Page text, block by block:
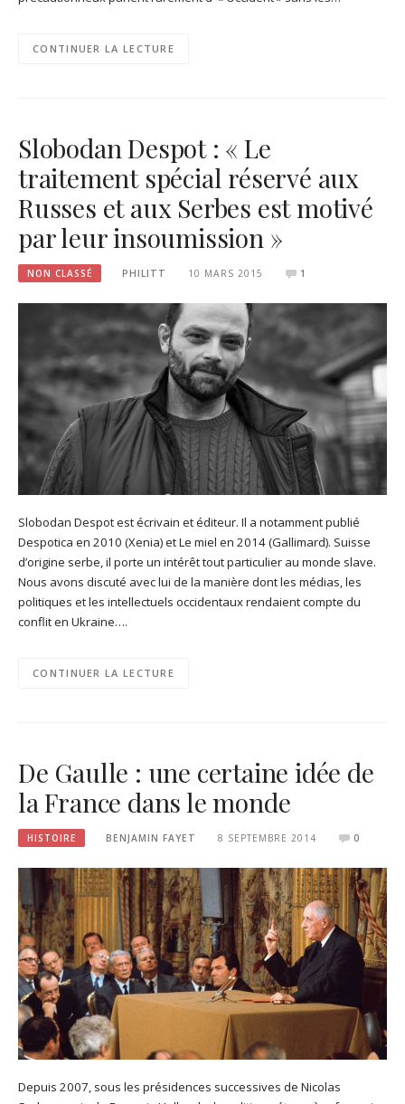
CONTINUER LA LECTURE
Slobodan Despot : « Le
traitement spécial réservé aux
Russes et aux Serbes est motivé
par leur insoumission »
NON CLASSÉ PHILITT 10 MARS 2015 1
Slobodan Despot est écrivain et éditeur. Il a notamment publié
Despotica en 2010 (Xenia) et Le miel en 2014 (Gallimard). Suisse
d’origine serbe, il porte un intérêt tout particulier au monde slave.
Nous avons discuté avec lui de la manière dont les médias, les
politiques et les intellectuels occidentaux rendaient compte du
conflit en Ukraine….
CONTINUER LA LECTURE
De Gaulle : une certaine idée de
la France dans le monde
HISTOIRE BENJAMIN FAYET 8 SEPTEMBRE 2014 0
Depuis 2007, sous les présidences successives de Nicolas